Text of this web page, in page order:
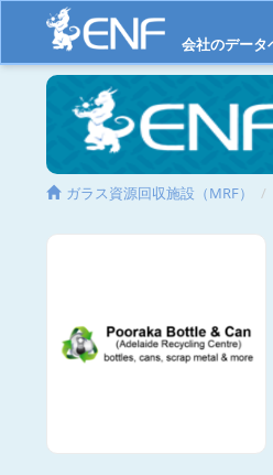
会社のデータ
ガラス資源回収施設（MRF）